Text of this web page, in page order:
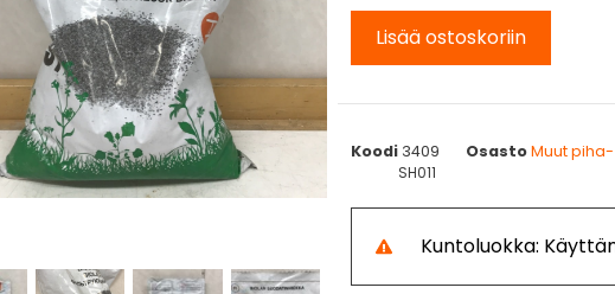
Lisää ostoskoriin
Koodi 3409 Osasto Muut
SH011
Kuntoluokka: